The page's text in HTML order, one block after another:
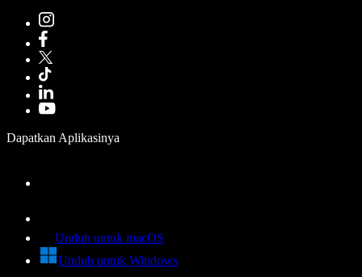
Dapatkan Aplikasinya
Unduh untuk macOS
Unduh untuk Windows